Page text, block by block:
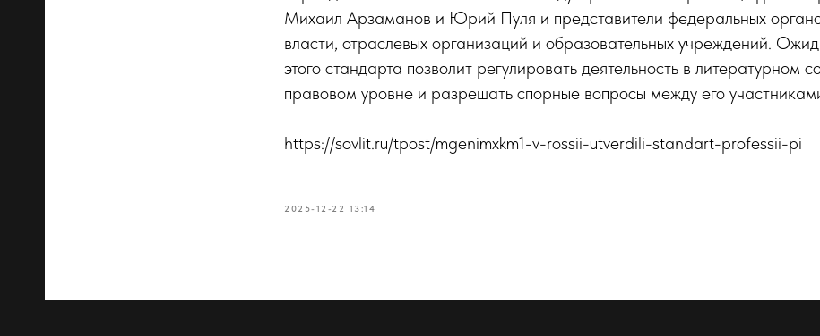
Михаил Арзаманов и Юрий Пуля и представители федеральных
власти, отраслевых организаций и образовательных учреждений.
этого стандарта позволит регулировать деятельность в литературном
правовом уровне и разрешать спорные вопросы между его
https://sovlit.ru/tpost/mgenimxkm1-v-rossii-utverdili-standart-professii-pi
2025-12-22 13:14